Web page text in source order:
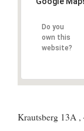
Do you
own this
website?
Krautsberg 13A ,